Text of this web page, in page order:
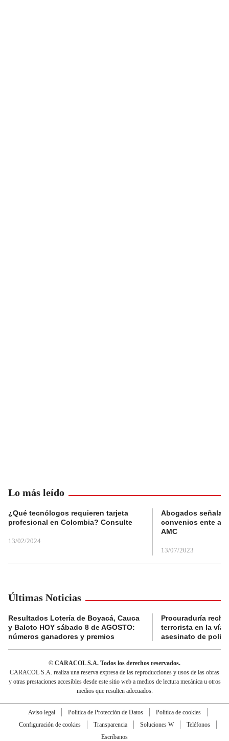
Lo más leído
¿Qué tecnólogos requieren tarjeta
profesional en Colombia? Consulte
13/02/2024
Abogados
convenios ente
AMC
13/07/2023
Últimas Noticias
Resultados Lotería de Boyacá, Cauca
y Baloto HOY sábado 8 de AGOSTO:
números ganadores y premios
Procuraduría
terrorista en la vía
asesinato de
© CARACOL S.A. Todos los derechos reservados.
CARACOL S.A. realiza una reserva expresa de las reproducciones y usos de las obras
y otras prestaciones accesibles desde este sitio web a medios de lectura mecánica u otros
medios que resulten adecuados.
Aviso legal Política de Protección de Datos
Política de cookies
Configuración de cookies
Transparencia Soluciones W
Teléfonos
Escríbanos